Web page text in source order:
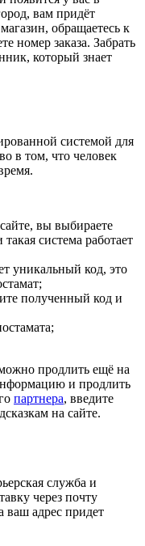
вам придёт
обращаетесь к
номер заказа. Забрать
который знает
системой для
в том, что человек
вы выбираете
система работает
уникальный код, это
полученный код и
продлить ещё на
и продлить
партнера, введите
на сайте.
служба и
через почту
ваш адрес придет